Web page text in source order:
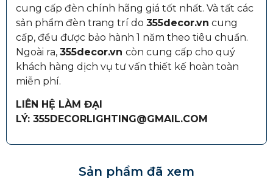
cung cấp đèn chính hãng giá tốt nhất. Và tất các
sản phẩm đèn trang trí do 355decor.vn cung
cấp, đều được bảo hành 1 năm theo tiêu chuẩn.
Ngoài ra, 355decor.vn còn cung cấp cho quý
khách hàng dịch vụ tư vấn thiết kế hoàn toàn
miễn phí.
LIÊN HỆ LÀM ĐẠI
LÝ: 355DECORLIGHTING@GMAIL.COM
Sản phẩm đã xem